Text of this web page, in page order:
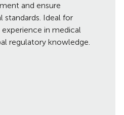
and ensure
Ideal for
in medical
regulatory knowledge.
Engineer